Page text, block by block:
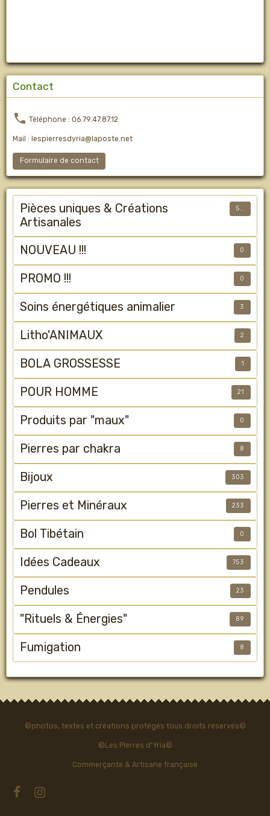
Contact
Téléphone : 06.79.47.87.12
Mail : lespierresdyria@laposte.net
Formulaire de contact
Pièces uniques & Créations
Artisanales
50
NOUVEAU !!! 0
PROMO !!! 0
Soins énergétiques animalier 3
Litho'ANIMAUX 2
BOLA GROSSESSE 1
POUR HOMME 21
Produits par "maux" 0
Pierres par chakra 8
Bijoux 303
Pierres et Minéraux 233
Bol Tibétain 0
Idées Cadeaux 753
Pendules 23
"Rituels & Énergies" 89
Fumigation 8
©photos, textes et créations protégés tous droits réservés©
©Les Pierres d'Yria©
Commerçante & Artisane française